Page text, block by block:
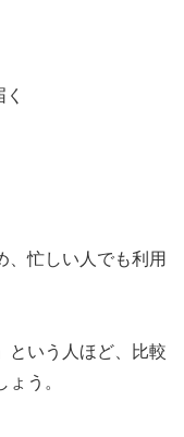
、忙しい人でも利用
という人ほど、比較
う。